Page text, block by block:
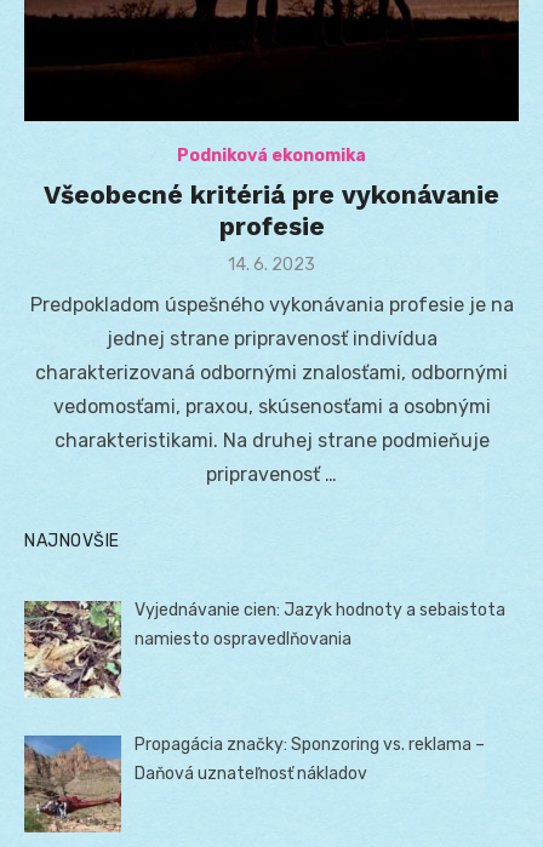
Podniková ekonomika
Všeobecné kritériá pre vykonávanie
profesie
Posted
14. 6. 2023
Predpokladom úspešného vykonávania profesie je na
jednej strane pripravenosť indivídua
charakterizovaná odbornými znalosťami, odbornými
vedomosťami, praxou, skúsenosťami a osobnými
charakteristikami. Na druhej strane podmieňuje
pripravenosť …
NAJNOVŠIE
Vyjednávanie cien: Jazyk hodnoty a sebaistota
namiesto ospravedlňovania
Propagácia značky: Sponzoring vs. reklama –
Daňová uznateľnosť nákladov